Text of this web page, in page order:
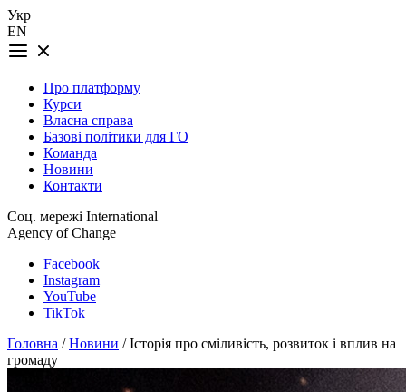
Укр
EN
Про платформу
Курси
Власна справа
Базові політики для ГО
Команда
Новини
Контакти
Соц. мережі International
Agency of Change
Facebook
Instagram
YouTube
TikTok
Головна /Новини / Історія про сміливість, розвиток і вплив на
громаду